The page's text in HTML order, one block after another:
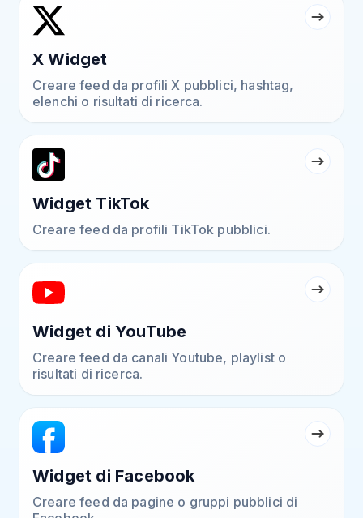
X Widget
Creare feed da profili X pubblici, hashtag,
elenchi o risultati di ricerca.
Widget TikTok
Creare feed da profili TikTok pubblici.
Widget di YouTube
Creare feed da canali Youtube, playlist o
risultati di ricerca.
Widget di Facebook
Creare feed da pagine o gruppi pubblici di